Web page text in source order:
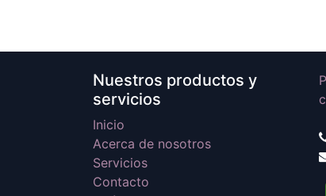
Nuestros productos y
servicios
Inicio
Acerca de nosotros
Servicios
Contacto